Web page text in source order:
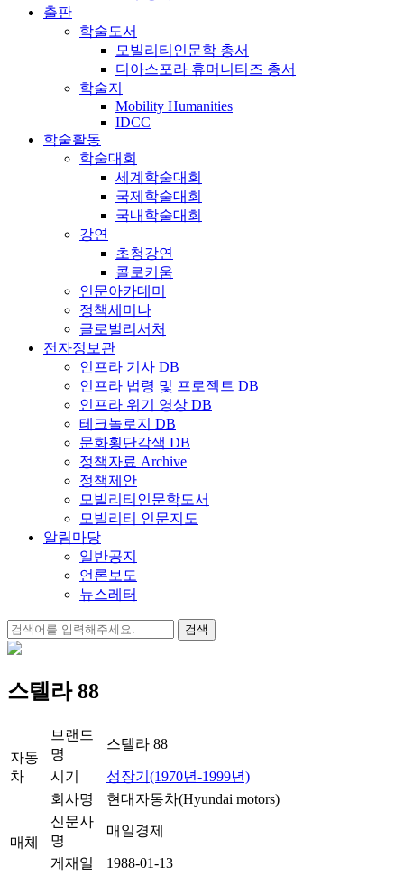
출판
학술도서
모빌리티인문학 총서
디아스포라 휴머니티즈 총서
학술지
Mobility Humanities
IDCC
학술활동
학술대회
세계학술대회
국제학술대회
국내학술대회
강연
초청강연
콜로키움
인문아카데미
정책세미나
글로벌리서처
전자정보관
인프라 기사 DB
인프라 법령 및 프로젝트 DB
인프라 위기 영상 DB
테크놀로지 DB
문화횡단각색 DB
정책자료 Archive
정책제안
모빌리티인문학도서
모빌리티 인문지도
알림마당
일반공지
언론보도
뉴스레터
검
색:
스텔라 88
자동
차
브랜드
명
스텔라 88
시기
성장기(1970년-1999년)
회사명
현대자동차(Hyundai motors)
매체
신문사
명
매일경제
게재일 1988-01-13